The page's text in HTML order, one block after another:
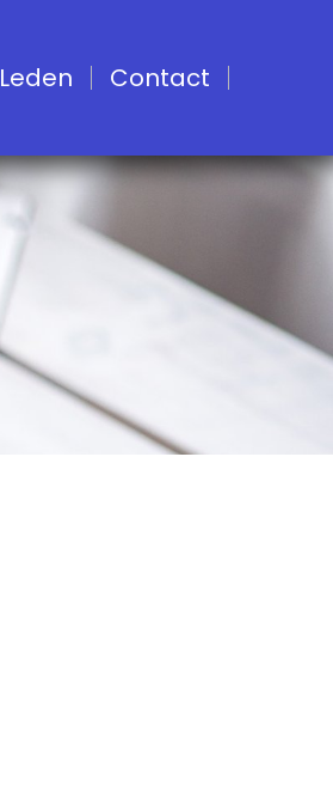
Leden Contact